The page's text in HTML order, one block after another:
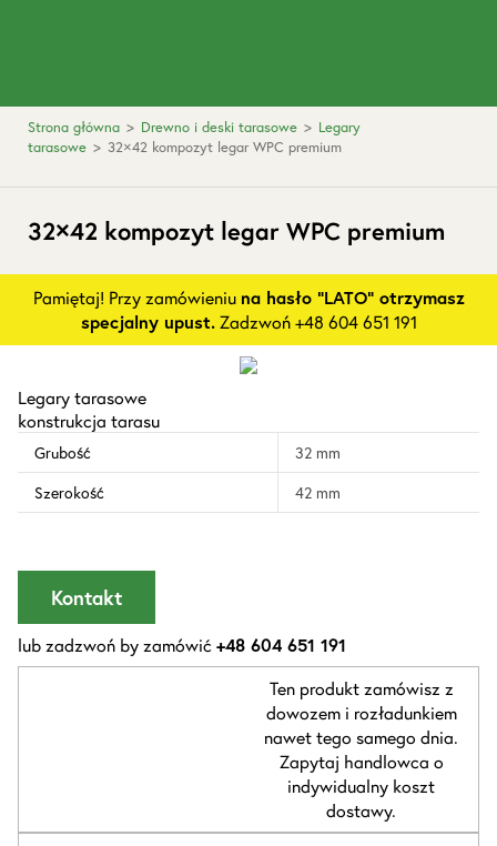
Strona główna > Drewno i deski tarasowe > Legary
tarasowe > 32×42 kompozyt legar WPC premium
32×42 kompozyt legar WPC premium
Pamiętaj! Przy zamówieniu na hasło "LATO" otrzymasz
specjalny upust.Zadzwoń +48 604 651 191
Legary tarasowe
konstrukcja tarasu
Grubość
32 mm
Szerokość
42 mm
Kontakt
lub zadzwoń by zamówić+48 604 651 191
Ten produkt zamówisz z
dowozem i rozładunkiem
nawet tego samego dnia.
Zapytaj handlowca o
indywidualny koszt
dostawy.